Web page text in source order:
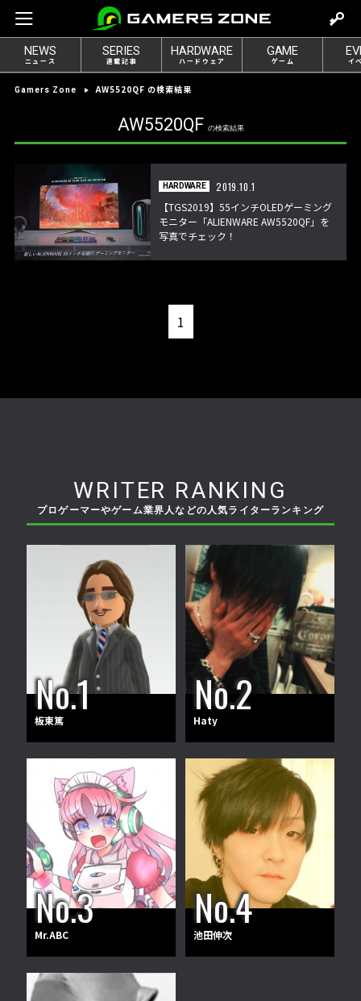
e
n
NEWS
ニュース
SERIES
連載記事
HARDWARE
ハードウェア
GAME
ゲーム イ
Gamers Zone AW5520QF の検索結果
AW5520QF の検索結果
HARDWARE
2019.10.1
【TGS2019】55インチOLEDゲーミング
モニター「ALIENWARE AW5520QF」を
写真でチェック！
1
WRITER RANKING
プロゲーマーやゲーム業界人などの人気ライターランキング
板東篤 Haty
Mr.ABC 池田伸次